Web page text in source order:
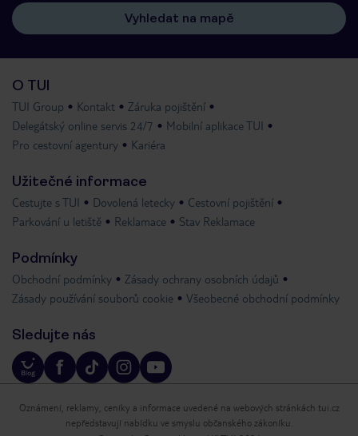
Vyhledat na mapě
O TUI
TUI Group Kontakt
Záruka pojištění
Delegátský online servis 24/7
Mobilní aplikace TUI
Pro cestovní agentury
Kariéra
Užitečné informace
Cestujte s TUI Dovolená letecky
Cestovní pojištění
Parkování u letiště
Reklamace Stav Reklamace
Podmínky
Obchodní podmínky
Zásady ochrany osobních údajů
Zásady používání souborů cookie
Všeobecné obchodní podmínky
Sledujte nás
Oznámení, reklamy, ceníky a informace uvedené na webových stránkách tui.cz
nepředstavují nabídku ve smyslu občanského zákoníku.